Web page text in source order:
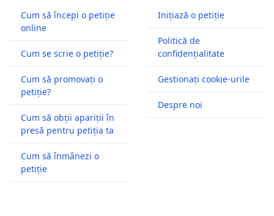
Cum să începi o petiție
online
Cum se scrie o petiție?
Cum să promovați o
petiție?
Cum să obții apariții în
presă pentru petiția ta
Cum să înmânezi o
petiție
Inițiază o petiție
Politică de
confidențialitate
Gestionați cookie-urile
Despre noi